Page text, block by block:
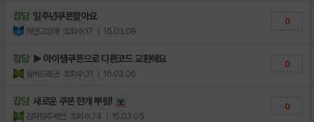
잡담 일주년쿠폰팔아요
하얀고양애 조회수:17 | 15.03.08
0
잡담 ▶ 아이템쿠폰으로 다른코드 교환해요
실버드래곤 조회수:31 | 15.03.06
0
잡담 새로운 쿠폰 한개 뿌림!
감자탕주세연 조회수:74 | 15.03.05
0